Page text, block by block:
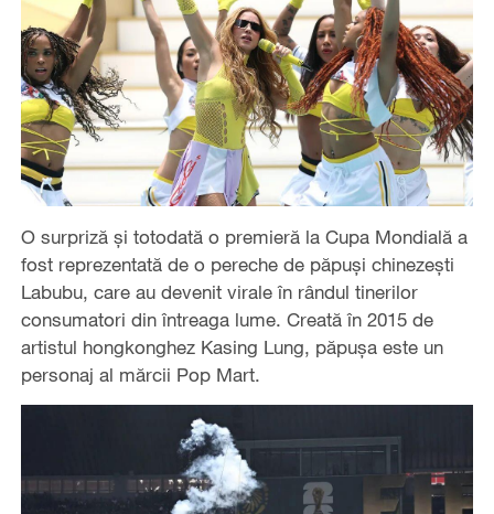
O surpriză și totodată o premieră la Cupa Mondială a
fost reprezentată de o pereche de păpuși chinezești
Labubu, care au devenit virale în rândul tinerilor
consumatori din întreaga lume. Creată în 2015 de
artistul hongkonghez Kasing Lung, păpușa este un
personaj al mărcii Pop Mart.